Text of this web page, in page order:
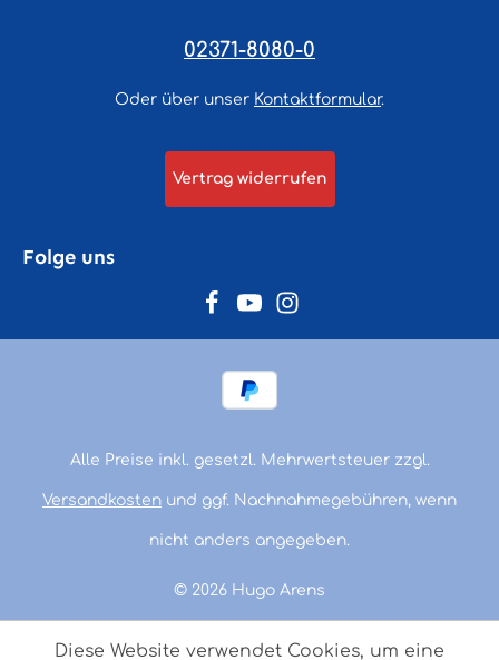
02371-8080-0
Oder über unser Kontaktformular.
Vertrag widerrufen
Folge uns
© 2026 Hugo Arens
Alle Preise inkl. gesetzl. Mehrwertsteuer zzgl.
Versandkosten und ggf. Nachnahmegebühren, wenn
nicht anders angegeben.
Diese Website verwendet Cookies, um eine